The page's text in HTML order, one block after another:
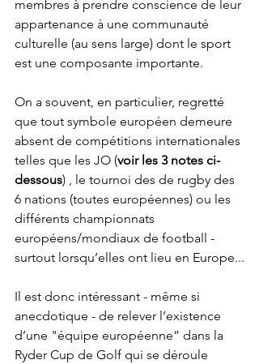
membres à prendre conscience de leur
appartenance à une communauté
culturelle (au sens large) dont le sport
est une composante importante.
On a souvent, en particulier, regretté
que tout symbole européen demeure
absent de compétitions internationales
telles que les JO (voir les 3 notes ci-
dessous) , le tournoi des de rugby des
6 nations (toutes européennes) ou les
différents championnats
européens/mondiaux de football -
surtout lorsqu’elles ont lieu en Europe...
Il est donc intéressant - même si
anecdotique - de relever l’existence
d’une "équipe européenne” dans la
Ryder Cup de Golf qui se déroule